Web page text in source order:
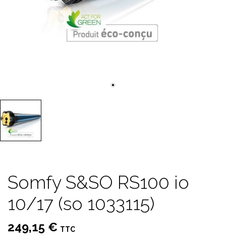
Somfy S&SO RS100 io
10/17 (so 1033115)
249,15 € TTC